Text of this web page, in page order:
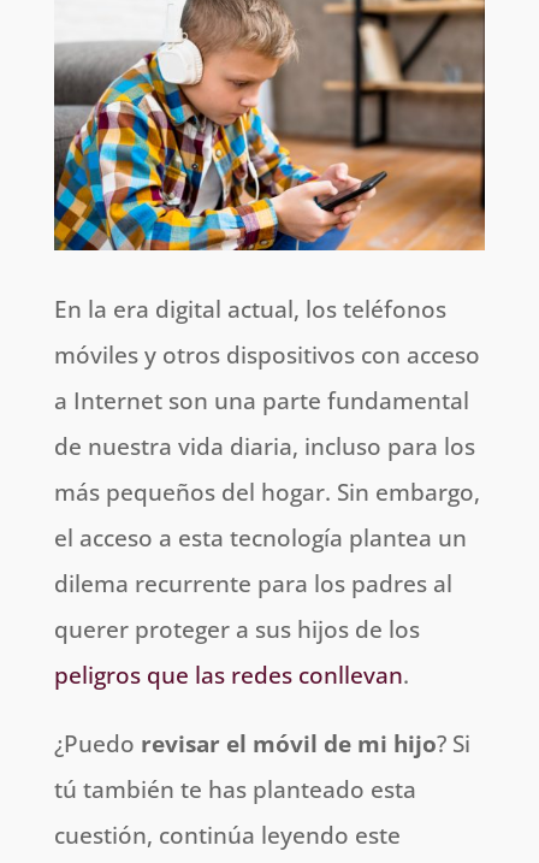
En la era digital actual, los teléfonos
móviles y otros dispositivos con acceso
a Internet son una parte fundamental
de nuestra vida diaria, incluso para los
más pequeños del hogar. Sin embargo,
el acceso a esta tecnología plantea un
dilema recurrente para los padres al
querer proteger a sus hijos de los
peligros que las redes conllevan.
¿Puedo revisar el móvil de mi hijo? Si
tú también te has planteado esta
cuestión, continúa leyendo este